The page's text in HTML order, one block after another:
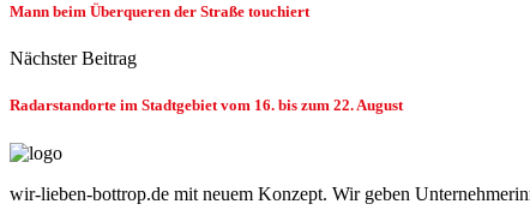
Mann beim Überqueren der Straße touchiert
Nächster Beitrag
Radarstandorte im Stadtgebiet vom 16. bis zum 22. August
wir-lieben-bottrop.de mit neuem Konzept. Wir geben